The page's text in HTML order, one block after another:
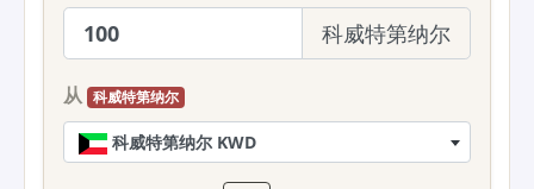
科威特第纳尔
从 科威特第纳尔
科威特第纳尔 KWD